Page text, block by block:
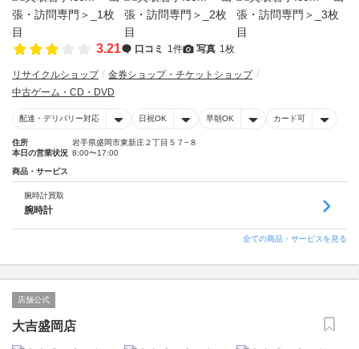
3.21 口コミ 1件 写真 1枚
リサイクルショップ
金券ショップ・チケットショップ
中古ゲーム・CD・DVD
配達・デリバリー対応 日祝OK 早朝OK カード可
住所
岩手県盛岡市東新庄２丁目５７−８
本日の営業状況 8:00〜17:00
商品・サービス
腕時計買取
腕時計
全ての商品・サービスを見る
店舗公式
大吉盛岡店